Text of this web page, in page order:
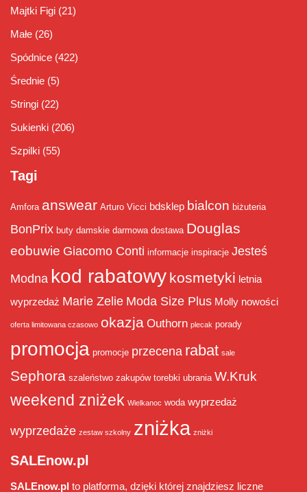
Majtki Figi (21)
Małe (26)
Spódnice (422)
Średnie (5)
Stringi (22)
Sukienki (206)
Szpilki (55)
Tagi
Amfora answear Arturo Vicci bdsklep bialcon biżuteria
BonPrix buty damskie darmowa dostawa Douglas
eobuwie Giacomo Conti informacje inspiracje Jesteś
Modna kod rabatowy kosmetyki letnia
wyprzedaż Marie Zelie Moda Size Plus Molly nowości
oferta limitowana czasowo okazja Outhorn plecak porady
promocja promocje przecena rabat sale
Sephora szaleństwo zakupów torebki ubrania W.Kruk
weekend zniżek Wielkanoc woda wyprzedaż
wyprzedaże zestaw szkolny zniżka zniżki
SALEnow.pl
SALEnow.pl to platforma, dzięki której znajdziesz liczne